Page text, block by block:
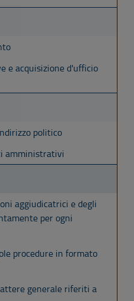
e acquisizione d'ufficio
politico
amministrativi
aggiudicatrici e degli
per ogni
procedure in formato
generale riferiti a